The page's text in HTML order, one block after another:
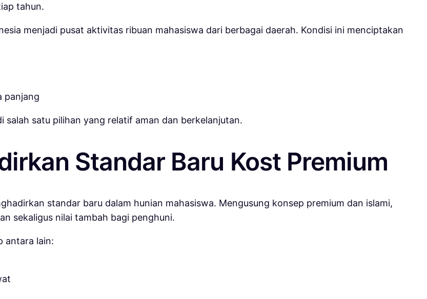
tahun.
menjadi pusat aktivitas ribuan mahasiswa dari berbagai daerah. Kondisi ini menciptakan
panjang
satu pilihan yang relatif aman dan berkelanjutan.
Standar Baru Kost Premium
standar baru dalam hunian mahasiswa. Mengusung konsep premium dan islami,
sekaligus nilai tambah bagi penghuni.
antara lain: